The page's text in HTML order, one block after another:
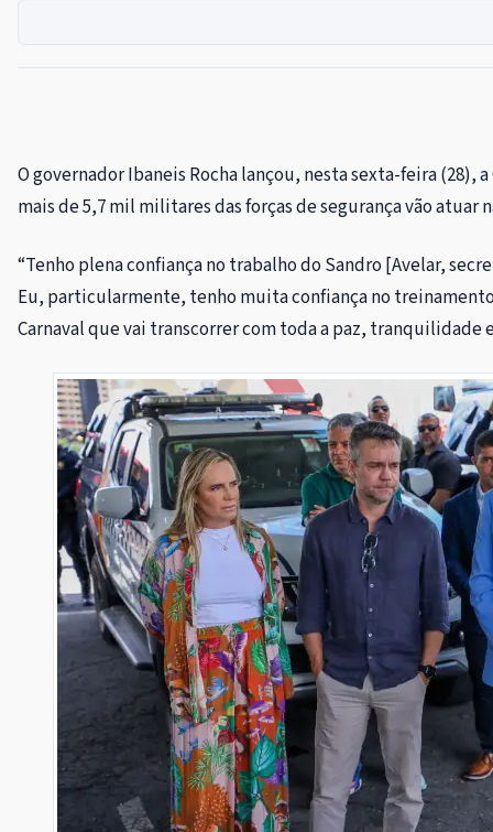
O governador Ibaneis Rocha lançou, nesta sexta-feira (28),
mais de 5,7 mil militares das forças de segurança vão
“Tenho plena confiança no trabalho do Sandro [Avelar,
Eu, particularmente, tenho muita confiança no
Carnaval que vai transcorrer com toda a paz, tranquilidade